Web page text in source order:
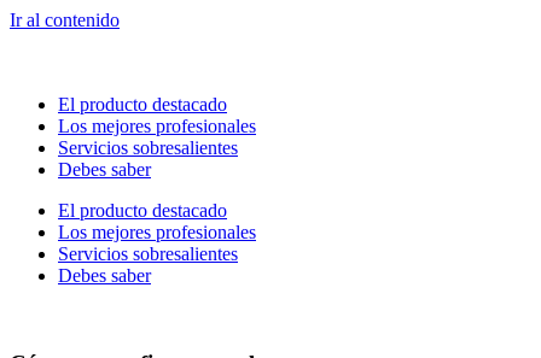
Ir al contenido
El producto destacado
Los mejores profesionales
Servicios sobresalientes
Debes saber
El producto destacado
Los mejores profesionales
Servicios sobresalientes
Debes saber